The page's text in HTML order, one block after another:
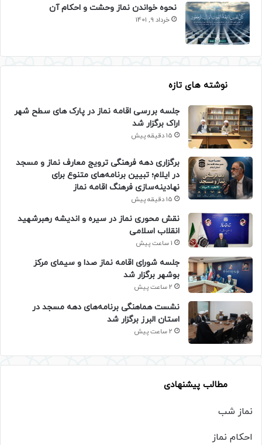
نحوه خواندن نماز وحشت و احکام آن
خرداد 9, 1401
نوشته های تازه
جلسه بررسی اقامه نماز در پارک های سطح شهر
اراک برگزار شد
15 دقیقه پیش
برگزاری دهه فرهنگی ترویج معارف نماز و مسجد
در ایلام؛ تبیین برنامه‌های متنوع برای
نهادینه‌سازی فرهنگ اقامه نماز
15 دقیقه پیش
نقش محوری نماز در سیره و اندیشه رهبرشهید
انقلاب اسلامی
1 ساعت پیش
جلسه شورای اقامه نماز صدا و سیمای مرکز
بوشهر برگزار شد
2 ساعت پیش
نشست هماهنگی برنامه‌های دهه مسجد در
استان البرز برگزار شد
2 ساعت پیش
مطالب پیشنهادی
نماز شب
احکام نماز